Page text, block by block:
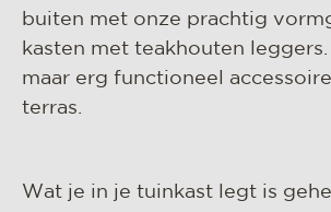
buiten met onze prachtig
kasten met teakhouten
maar erg functioneel
terras.
Wat je in je tuinkast legt is